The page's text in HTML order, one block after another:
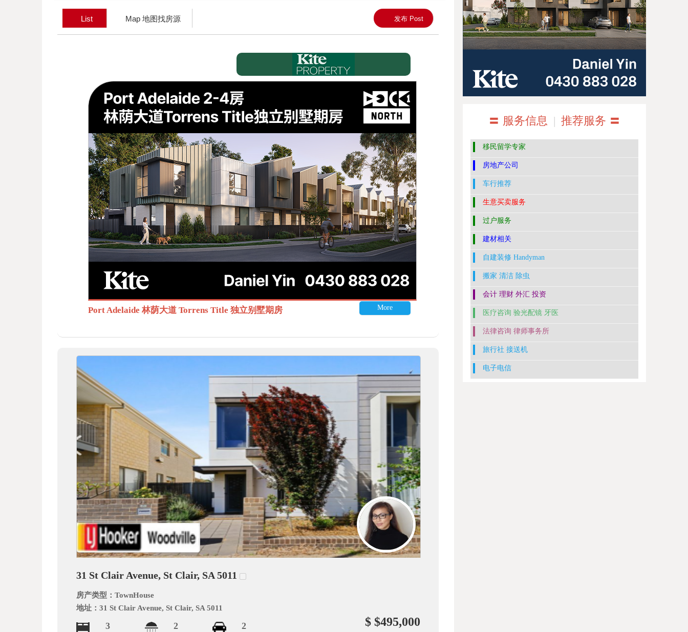
List Map 地图找房源 发布 Post
Port Adelaide 林荫大道 Torrens Title 独立别墅期房 More
31 St Clair Avenue, St Clair, SA 5011
房产类型：TownHouse
地址：31 St Clair Avenue, St Clair, SA 5011
3 2 2 $ $495,000
〓 服务信息 | 推荐服务 〓
移民留学专家
房地产公司
车行推荐
生意买卖服务
过户服务
建材相关
自建装修 Handyman
搬家 清洁 除虫
会计 理财 外汇 投资
医疗咨询 验光配镜 牙医
法律咨询 律师事务所
旅行社 接送机
电子电信